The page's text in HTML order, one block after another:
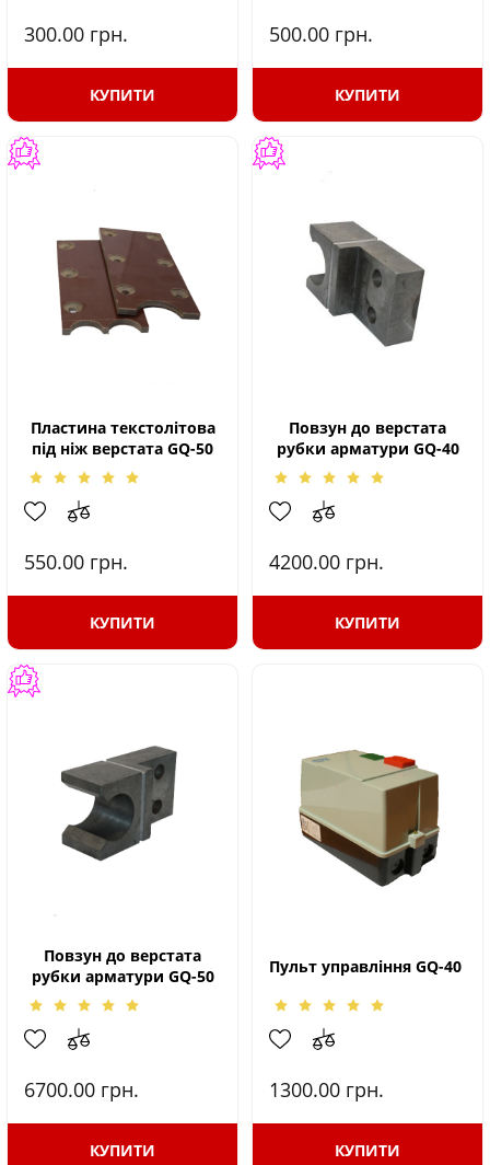
300.00 грн.
КУПИТИ
500.00 грн.
КУПИТИ
Пластина текстолітова
під ніж верстата GQ-50
550.00 грн.
КУПИТИ
Повзун до верстата
рубки арматури GQ-40
4200.00 грн.
КУПИТИ
Повзун до верстата
рубки арматури GQ-50
6700.00 грн.
КУПИТИ
Пульт управління GQ-40
1300.00 грн.
КУПИТИ